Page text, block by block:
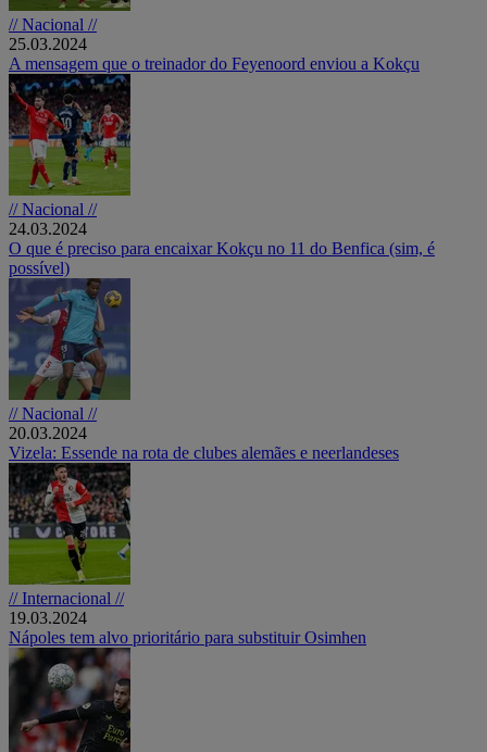
// Nacional //
25.03.2024
A mensagem que o treinador do Feyenoord enviou a Kokçu
// Nacional //
24.03.2024
O que é preciso para encaixar Kokçu no 11 do Benfica (sim, é
possível)
// Nacional //
20.03.2024
Vizela: Essende na rota de clubes alemães e neerlandeses
// Internacional //
19.03.2024
Nápoles tem alvo prioritário para substituir Osimhen